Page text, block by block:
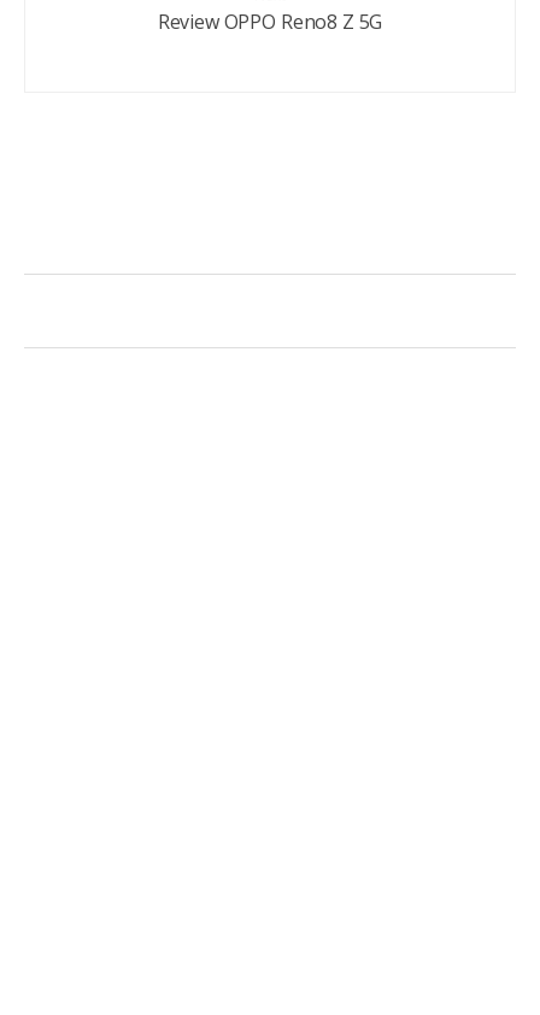
Review OPPO Reno8 Z 5G